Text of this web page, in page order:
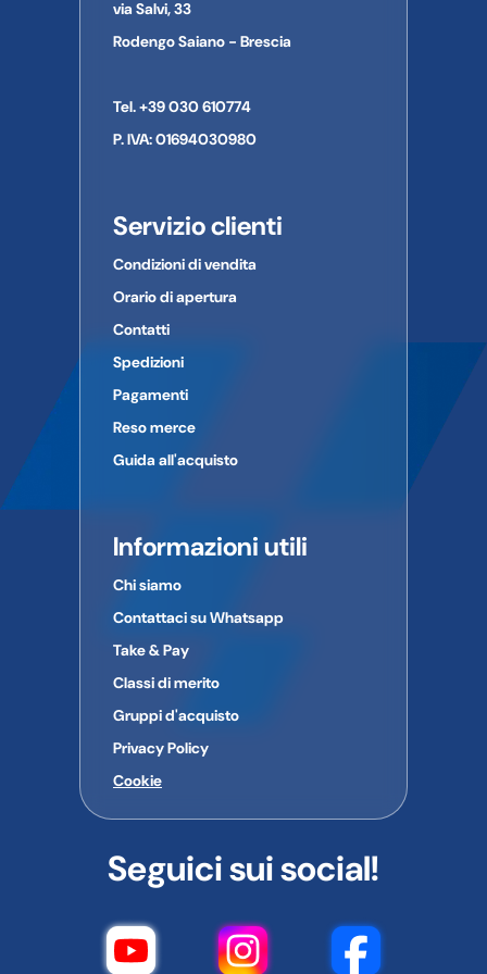
MONZA-BRIANZA
20831
INFO@RMS.IT
via Salvi, 33
Rodengo Saiano - Brescia
Tel. +39 030 610774
P. IVA: 01694030980
Servizio clienti
Condizioni di vendita
Orario di apertura
Contatti
Spedizioni
Pagamenti
Reso merce
Guida all'acquisto
Informazioni utili
Chi siamo
Contattaci su Whatsapp
Take & Pay
Classi di merito
Gruppi d'acquisto
Privacy Policy
Cookie
Seguici sui social!